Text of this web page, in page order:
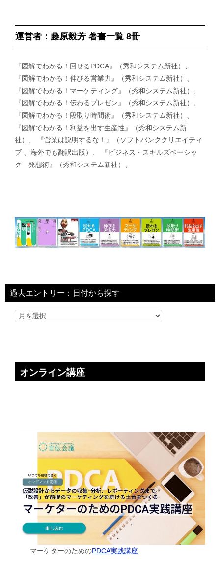
運営者：藤原毅芳 著書一覧 8冊
『図解でわかる！回せるPDCA』（秀和システム新社）、
『図解でわかる！伸びる営業力』（秀和システム新社）、
『図解でわかる！マーケティング』（秀和システム新社）、
『図解でわかる！伝わるプレゼン』（秀和システム新社）、
『図解でわかる！段取り時間術』（秀和システム新社）、
『図解でわかる！利益を出す生産性』（秀和システム新
社）、 『営業は説明するな！』（ソフトバンククリエイティ
ブ 、海外でも翻訳出版）、 『ビジネス・スキルズベーシッ
ク 発想術』（秀和システム新社）、
過去エントリー：日付から探す
オンライン講座
マーケターのためのPDCA実践講座